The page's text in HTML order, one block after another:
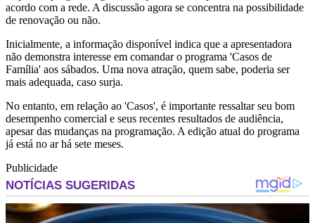
acordo com a rede. A discussão agora se concentra na possibilidade
de renovação ou não.
Inicialmente, a informação disponível indica que a apresentadora
não demonstra interesse em comandar o programa 'Casos de
Família' aos sábados. Uma nova atração, quem sabe, poderia ser
mais adequada, caso surja.
No entanto, em relação ao 'Casos', é importante ressaltar seu bom
desempenho comercial e seus recentes resultados de audiência,
apesar das mudanças na programação. A edição atual do programa
já está no ar há sete meses.
Publicidade